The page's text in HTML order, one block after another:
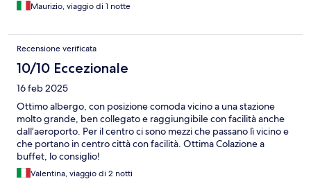
Maurizio, viaggio di 1 notte
Recensione verificata
10/10 Eccezionale
16 feb 2025
Ottimo albergo, con posizione comoda vicino a una stazione
molto grande, ben collegato e raggiungibile con facilità anche
dall’aeroporto. Per il centro ci sono mezzi che passano lì vicino e
che portano in centro città con facilità. Ottima Colazione a
buffet, lo consiglio!
Valentina, viaggio di 2 notti